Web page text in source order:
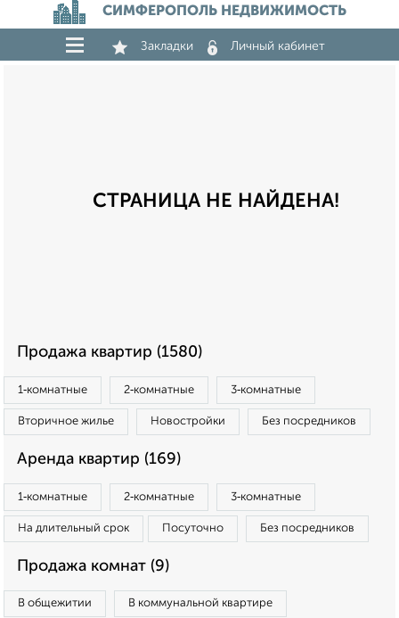
СИМФЕРОПОЛЬ НЕДВИЖИМОСТЬ
Закладки Личный кабинет
СТРАНИЦА НЕ НАЙДЕНА!
Продажа квартир (1580)
1‑комнатные 2‑комнатные 3‑комнатные
Вторичное жилье Новостройки Без посредников
Аренда квартир (169)
1‑комнатные 2‑комнатные 3‑комнатные
На длительный срок Посуточно Без посредников
Продажа комнат (9)
В общежитии В коммунальной квартире